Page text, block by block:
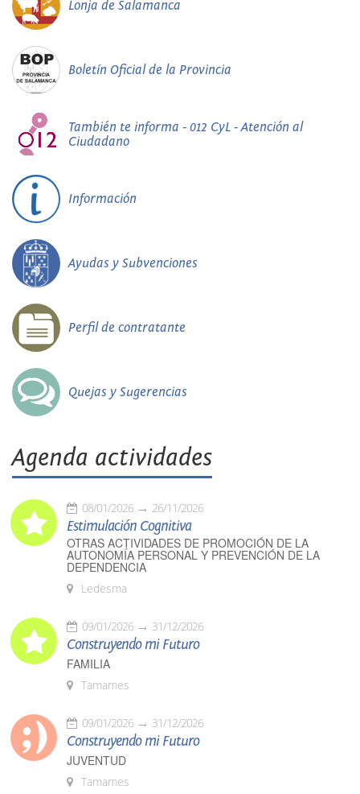
Lonja de Salamanca
Boletín Oficial de la Provincia
También te informa - 012 CyL - Atención al
Ciudadano
Información
Ayudas y Subvenciones
Perfil de contratante
Quejas y Sugerencias
Agenda actividades
08/01/2026 26/11/2026
Estimulación Cognitiva
OTRAS ACTIVIDADES DE PROMOCIÓN DE LA
AUTONOMÍA PERSONAL Y PREVENCIÓN DE LA
DEPENDENCIA
Ledesma
09/01/2026 31/12/2026
Construyendo mi Futuro
FAMILIA
Tamames
09/01/2026 31/12/2026
Construyendo mi Futuro
JUVENTUD
Tamames